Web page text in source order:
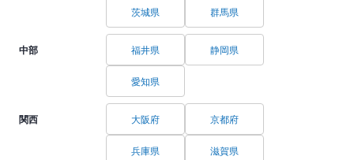
茨城県 群馬県
中部 福井県 静岡県
愛知県
関西 大阪府 京都府
兵庫県 滋賀県